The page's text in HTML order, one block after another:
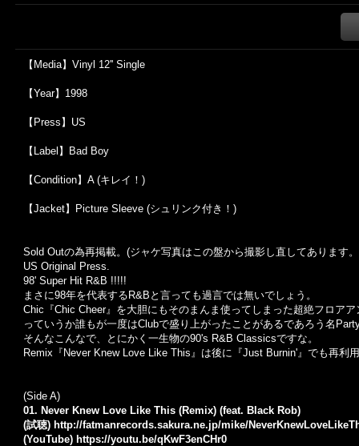
【Media】Vinyl 12'' Single
【Year】1998
【Press】US
【Label】Bad Boy
【Condition】A (キレイ！)
【Jacket】Picture Sleeve (シュリンク付き！)
Sold Outの為再掲載。(ジャケ写真はこの盤から撮影し直してあります
US Original Press.
98' Super Hit R&B !!!!!
まさに98年を代表するR&Bと言っても過言では無いでしょう。
Chic『Chic Cheer』を大胆にもそのまんま使ってしまった超絶フロアア
っていうか誰もが一度はClubで盛り上がったことがあるであろう名
そんなこんなで、とにかく一生物の90's R&B Classicsですな。
Remix『Never Knew Love Like This』は後に『Just Burnin'』でも再利
(Side A)
01. Never Knew Love Like This (Remix) (feat. Black Rob)
(試聴) http://fatmanrecords.sakura.ne.jp/mike/
(YouTube) https://youtu.be/qKwF3enCHr0